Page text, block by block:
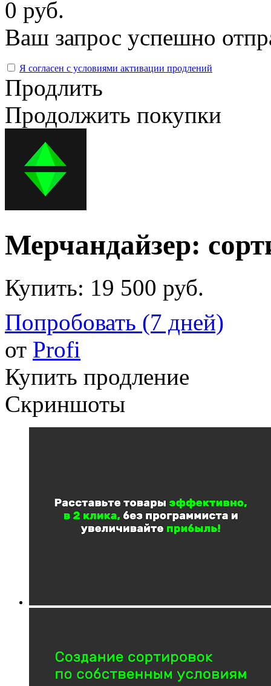
0 руб.
Ваш запрос успешно
Я согласен с условиями активации продлений
Продлить
Продолжить покупки
Мерчандайзер:
Купить: 19 500 руб.
Попробовать (7 дней)
от Profi
Купить продление
Скриншоты